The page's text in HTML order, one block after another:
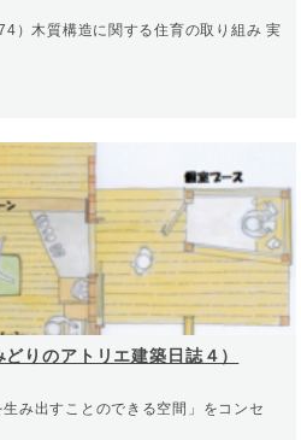
）木質構造に関する住育の取り組み 実
りのアトリエ建築日誌４）
み出すことのできる空間」をコンセ